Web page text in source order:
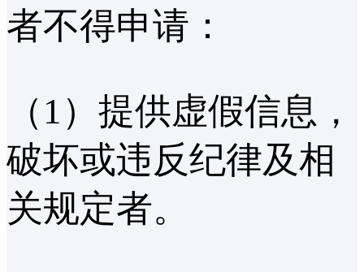
者不得申请：
（1）提供虚假信息，
破坏或违反纪律及相
关规定者。